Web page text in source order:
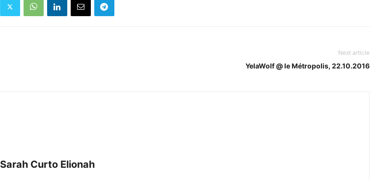
Next article
YelaWolf @ le Métropolis, 22.10.2016
Sarah Curto Elionah